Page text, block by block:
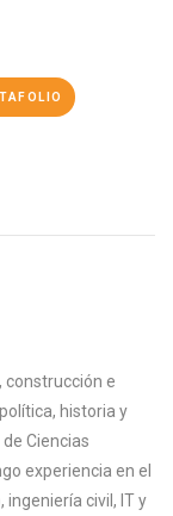
construcción e
historia y
Ciencias
experiencia en el
ingeniería civil, IT y